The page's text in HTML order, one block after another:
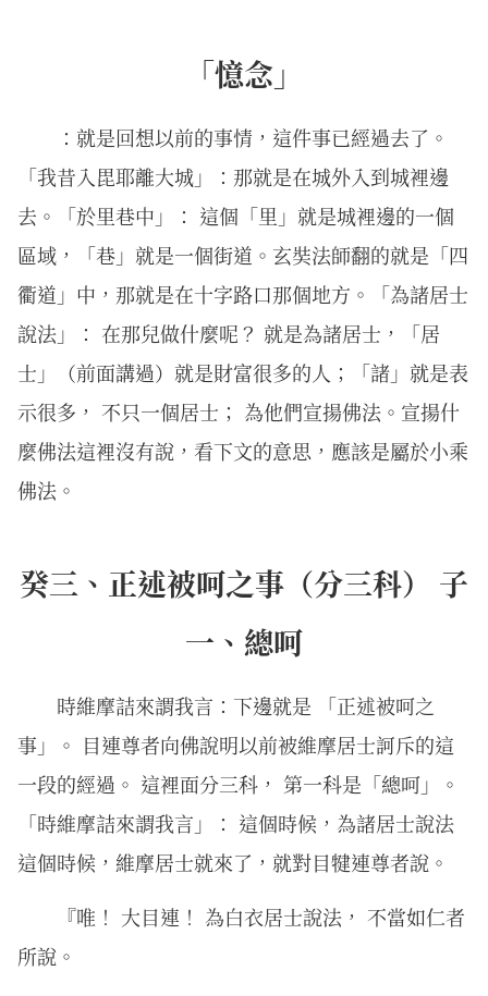
「憶念」
：就是回想以前的事情，這件事已經過去了。
「我昔入毘耶離大城」：那就是在城外入到城裡邊
去。「於里巷中」： 這個「里」就是城裡邊的一個
區域，「巷」就是一個街道。玄奘法師翻的就是「四
衢道」中，那就是在十字路口那個地方。「為諸居士
說法」： 在那兒做什麼呢？ 就是為諸居士，「居
士」（前面講過）就是財富很多的人；「諸」就是表
示很多， 不只一個居士； 為他們宣揚佛法。宣揚什
麼佛法這裡沒有說，看下文的意思，應該是屬於小乘
佛法。
癸三、正述被呵之事（分三科） 子
一、總呵
時維摩詰來謂我言：下邊就是 「正述被呵之
事」。 目連尊者向佛說明以前被維摩居士訶斥的這
一段的經過。 這裡面分三科， 第一科是「總呵」。
「時維摩詰來謂我言」： 這個時候，為諸居士說法
這個時候，維摩居士就來了，就對目犍連尊者說。
『唯！ 大目連！ 為白衣居士說法， 不當如仁者
所說。